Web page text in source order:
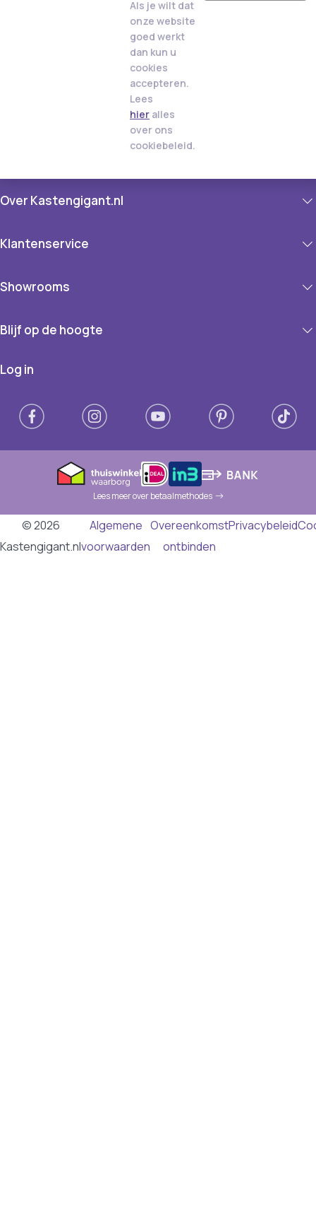
Als je wilt dat
onze website
goed werkt
dan kun u
cookies
accepteren.
Lees
hier alles
over ons
cookiebeleid.
Over Kastengigant.nl
Klantenservice
Showrooms
Blijf op de hoogte
Log in
Lees meer over betaalmethodes
© 2026
Kastengigant.nl
Algemene
voorwaarden
Overeenkomst
ontbinden
Privacybeleid